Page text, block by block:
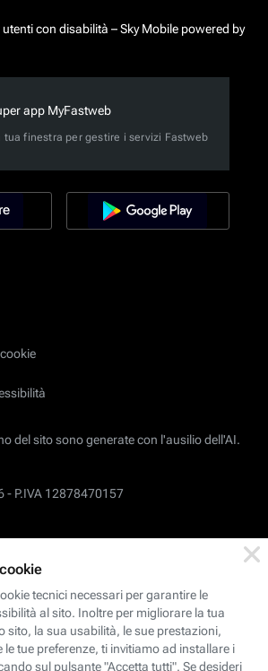
con disabilità – Sky Mobile powered by
app MyFastweb
tua finestra per gestire i servizi Fastweb
del sito sono generate con l'ausilio dell'AI.
- P.IVA 12878470157